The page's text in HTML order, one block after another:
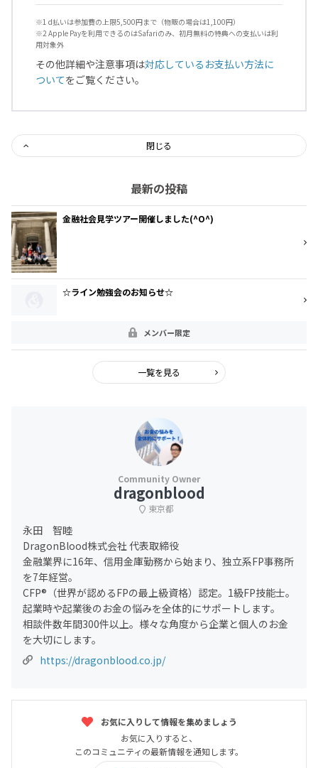
※1 d払いは参加費の上限5,500円まで（物販の場合は1,100円）
※2 Apple Payを利用できるのはSafariのみ、初月無料の特典への支払いは利
用対象外
その他詳細や注意事項は対応しているお支払い方法に
ついてをご覧ください。
閉じる
最新の投稿
金融社会見学ツアー開催しました(^O^)
☆ライン勉強会のお知らせ☆
メンバー限定
一覧を見る
dragonblood
東京都
永田 智睦
DragonBlood株式会社 代表取締役
金融業界に16年、信用金庫勤務から始まり、独立系FP事務所
を7年経営。
CFP®（世界が認めるFPの最上級資格）認定。1級FP技能士。
起業時や起業後のお金の悩みを全体的にサポートします。
相談件数年間300件以上。様々な角度から企業と個人のお金
を大切にします。
https://dragonblood.co.jp/
お気に入りして情報を集めましょう
お気に入りすると、
このコミュニティの最新情報を通知します。